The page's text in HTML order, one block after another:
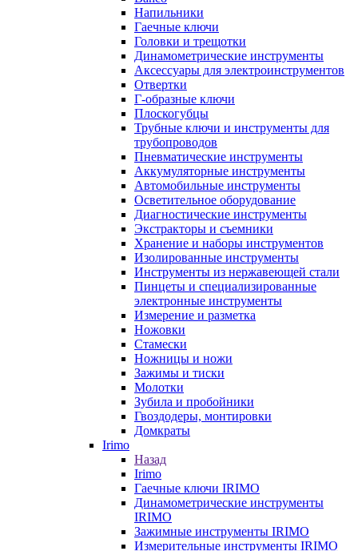
Напильники
Гаечные ключи
Головки и трещотки
Динамометрические инструменты
Аксессуары для электроинструментов
Отвертки
Г-образные ключи
Плоскогубцы
Трубные ключи и инструменты для
трубопроводов
Пневматические инструменты
Аккумуляторные инструменты
Автомобильные инструменты
Осветительное оборудование
Диагностические инструменты
Экстракторы и съемники
Хранение и наборы инструментов
Изолированные инструменты
Инструменты из нержавеющей стали
Пинцеты и специализированные
электронные инструменты
Измерение и разметка
Ножовки
Стамески
Ножницы и ножи
Зажимы и тиски
Молотки
Зубила и пробойники
Гвоздодеры, монтировки
Домкраты
Irimo
Назад
Irimo
Гаечные ключи IRIMO
Динамометрические инструменты
IRIMO
Зажимные инструменты IRIMO
Измерительные инструменты IRIMO